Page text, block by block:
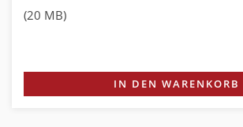
(20 MB)
IN DEN WARENKORB